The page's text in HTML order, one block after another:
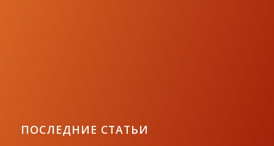
ПОСЛЕДНИЕ СТАТЬИ